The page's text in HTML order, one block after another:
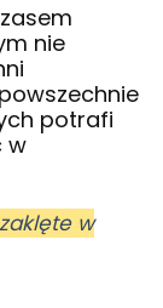
nie
potrafi
w
w